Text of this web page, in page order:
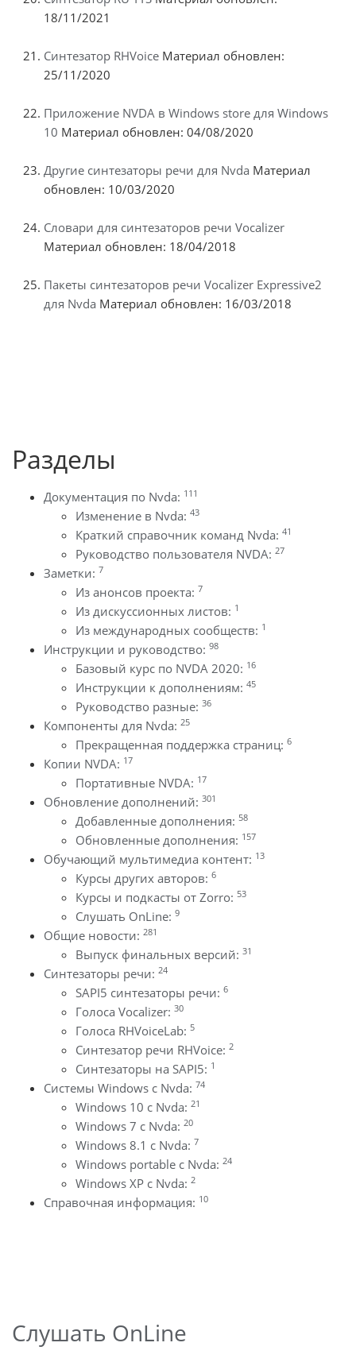
18/11/2021
Синтезатор RHVoice Материал обновлен:
25/11/2020
Приложение NVDA в Windows store для Windows
10 Материал обновлен: 04/08/2020
Другие синтезаторы речи для Nvda Материал
обновлен: 10/03/2020
Словари для синтезаторов речи Vocalizer
Материал обновлен: 18/04/2018
Пакеты синтезаторов речи Vocalizer Expressive2
для Nvda Материал обновлен: 16/03/2018
Разделы
Документация по Nvda: 111
Изменение в Nvda: 43
Краткий справочник команд Nvda: 41
Руководство пользователя NVDA: 27
Заметки: 7
Из анонсов проекта: 7
Из дискуссионных листов: 1
Из международных сообществ: 1
Инструкции и руководство: 98
Базовый курс по NVDA 2020: 16
Инструкции к дополнениям: 45
Руководство разные: 36
Компоненты для Nvda: 25
Прекращенная поддержка страниц: 6
Копии NVDA: 17
Портативные NVDA: 17
Обновление дополнений: 301
Добавленные дополнения: 58
Обновленные дополнения: 157
Обучающий мультимедиа контент: 13
Курсы других авторов: 6
Курсы и подкасты от Zorro: 53
Слушать OnLine: 9
Общие новости: 281
Выпуск финальных версий: 31
Синтезаторы речи: 24
SAPI5 синтезаторы речи: 6
Голоса Vocalizer: 30
Голоса RHVoiceLab: 5
Синтезатор речи RHVoice: 2
Синтезаторы на SAPI5: 1
Системы Windows с Nvda: 74
Windows 10 с Nvda: 21
Windows 7 с Nvda: 20
Windows 8.1 с Nvda: 7
Windows portable с Nvda: 24
Windows XP с Nvda: 2
Справочная информация: 10
Слушать OnLine